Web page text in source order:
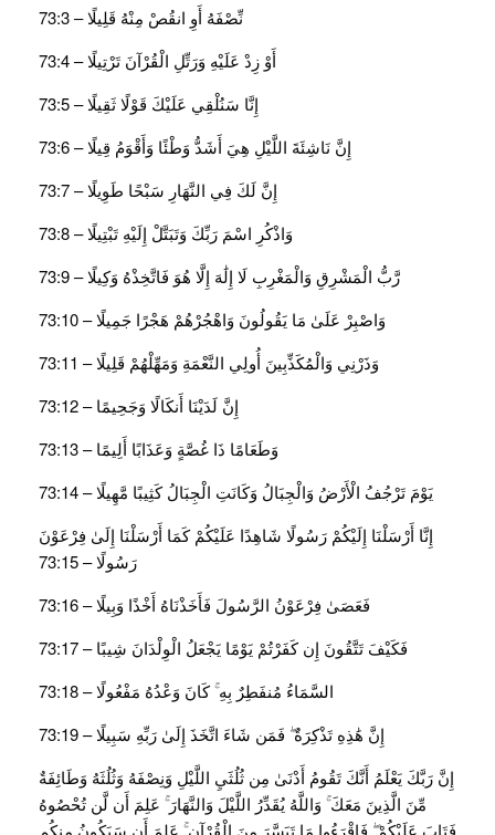
نِّصْفَهُ أَوِ انقُصْ مِنْهُ قَلِيلًا – 73:3
أَوْ زِدْ عَلَيْهِ وَرَتِّلِ الْقُرْآنَ تَرْتِيلًا – 73:4
إِنَّا سَنُلْقِي عَلَيْكَ قَوْلًا ثَقِيلًا – 73:5
إِنَّ نَاشِئَةَ اللَّيْلِ هِيَ أَشَدُّ وَطْئًا وَأَقْوَمُ قِيلًا – 73:6
إِنَّ لَكَ فِي النَّهَارِ سَبْحًا طَوِيلًا – 73:7
وَاذْكُرِ اسْمَ رَبِّكَ وَتَبَتَّلْ إِلَيْهِ تَبْتِيلًا – 73:8
رَّبُّ الْمَشْرِقِ وَالْمَغْرِبِ لَا إِلَٰهَ إِلَّا هُوَ فَاتَّخِذْهُ وَكِيلًا – 73:9
وَاصْبِرْ عَلَىٰ مَا يَقُولُونَ وَاهْجُرْهُمْ هَجْرًا جَمِيلًا – 73:10
وَذَرْنِي وَالْمُكَذِّبِينَ أُولِي النَّعْمَةِ وَمَهِّلْهُمْ قَلِيلًا – 73:11
إِنَّ لَدَيْنَا أَنكَالًا وَجَحِيمًا – 73:12
وَطَعَامًا ذَا غُصَّةٍ وَعَذَابًا أَلِيمًا – 73:13
يَوْمَ تَرْجُفُ الْأَرْضُ وَالْجِبَالُ وَكَانَتِ الْجِبَالُ كَثِيبًا مَّهِيلًا – 73:14
إِنَّا أَرْسَلْنَا إِلَيْكُمْ رَسُولًا شَاهِدًا عَلَيْكُمْ كَمَا أَرْسَلْنَا إِلَىٰ فِرْعَوْنَ
رَسُولًا – 73:15
فَعَصَىٰ فِرْعَوْنُ الرَّسُولَ فَأَخَذْنَاهُ أَخْذًا وَبِيلًا – 73:16
فَكَيْفَ تَتَّقُونَ إِن كَفَرْتُمْ يَوْمًا يَجْعَلُ الْوِلْدَانَ شِيبًا – 73:17
السَّمَاءُ مُنفَطِرٌ بِهِ ۚ كَانَ وَعْدُهُ مَفْعُولًا – 73:18
إِنَّ هَٰذِهِ تَذْكِرَةٌ ۖ فَمَن شَاءَ اتَّخَذَ إِلَىٰ رَبِّهِ سَبِيلًا – 73:19
إِنَّ رَبَّكَ يَعْلَمُ أَنَّكَ تَقُومُ أَدْنَىٰ مِن ثُلُثَيِ اللَّيْلِ وَنِصْفَهُ وَثُلُثَهُ وَطَائِفَةٌ
مِّنَ الَّذِينَ مَعَكَ ۚ وَاللَّهُ يُقَدِّرُ اللَّيْلَ وَالنَّهَارَ ۚ عَلِمَ أَن لَّن تُحْصُوهُ
فَتَابَ عَلَيْكُمْ ۖ فَاقْرَءُوا مَا تَيَسَّرَ مِنَ الْقُرْآنِ ۚ عَلِمَ أَن سَيَكُونُ مِنكُم